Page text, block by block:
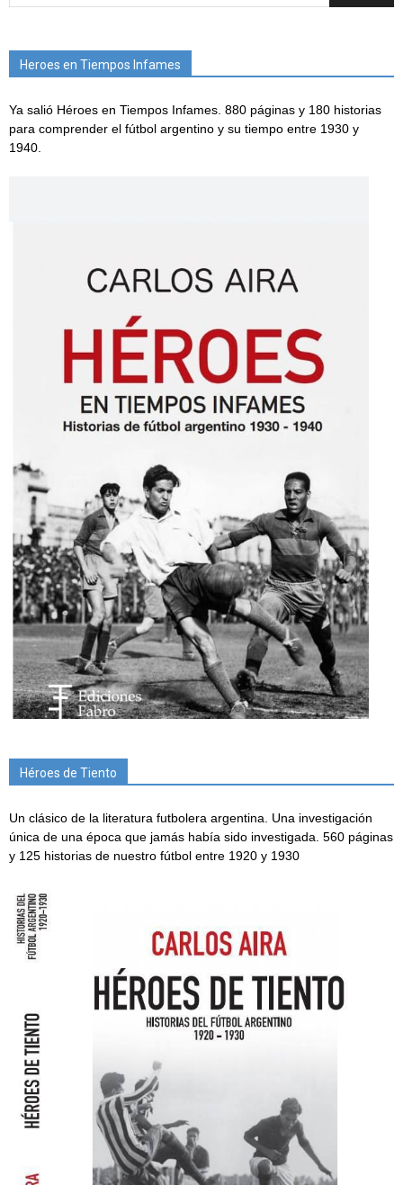
Heroes en Tiempos Infames
Ya salió Héroes en Tiempos Infames. 880 páginas y 180 historias
para comprender el fútbol argentino y su tiempo entre 1930 y
1940.
Héroes de Tiento
Un clásico de la literatura futbolera argentina. Una investigación
única de una época que jamás había sido investigada. 560 páginas
y 125 historias de nuestro fútbol entre 1920 y 1930